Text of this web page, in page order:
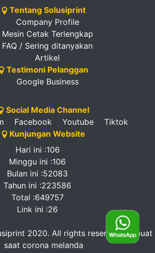
Tentang Solusiprint
Company Profile
Mesin Cetak Terlengkap
FAQ / Sering ditanyakan
Artikel
Testimoni Pelanggan
Google Business
Social Media Channel
Facebook Youtube
Tiktok
Kunjungan Website
Hari ini :106
Minggu ini :106
Bulan ini :52083
Tahun ini :223586
Total :649757
Link ini :26
2020. All rights reserved. -dibuat
saat corona melanda